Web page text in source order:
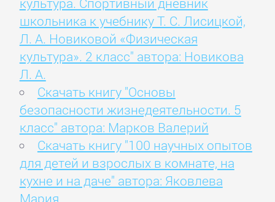
школьника к учебнику Т. С. Лисицкой,
Л. А. Новиковой «Физическая
культура». 2 класс" автора: Новикова
Л. А.
Скачать книгу "Основы
безопасности жизнедеятельности. 5
класс" автора: Марков Валерий
Скачать книгу "100 научных опытов
для детей и взрослых в комнате, на
кухне и на даче" автора: Яковлева